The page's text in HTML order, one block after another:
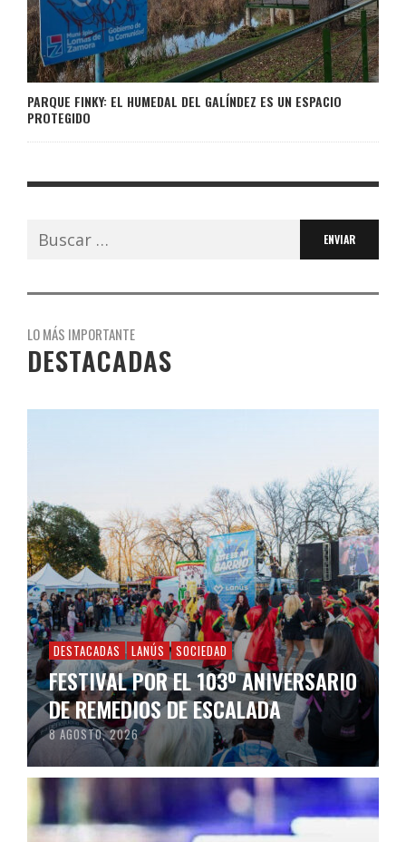
PARQUE FINKY: EL HUMEDAL DEL GALÍNDEZ ES UN ESPACIO
PROTEGIDO
Buscar:
LO MÁS IMPORTANTE
DESTACADAS
DESTACADAS LANÚS SOCIEDAD
FESTIVAL POR EL 103º ANIVERSARIO
DE REMEDIOS DE ESCALADA
8 AGOSTO, 2026